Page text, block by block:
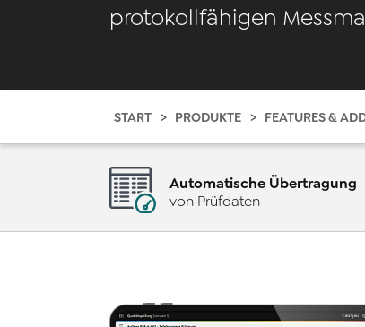
protokollfähigen
START PRODUKTE FEATURES &
Automatische Übertragung
von Prüfdaten